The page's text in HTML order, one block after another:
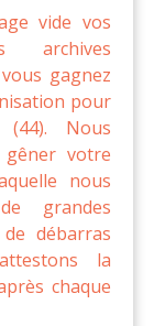
vide vos
archives
gagnez
pour
Nous
gêner votre
nous
grandes
débarras
la
chaque